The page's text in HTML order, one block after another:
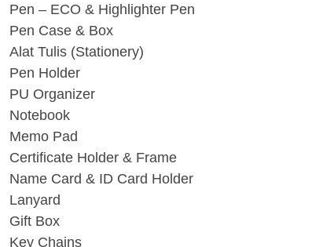
Pen – ECO & Highlighter Pen
Pen Case & Box
Alat Tulis (Stationery)
Pen Holder
PU Organizer
Notebook
Memo Pad
Certificate Holder & Frame
Name Card & ID Card Holder
Lanyard
Gift Box
Key Chains